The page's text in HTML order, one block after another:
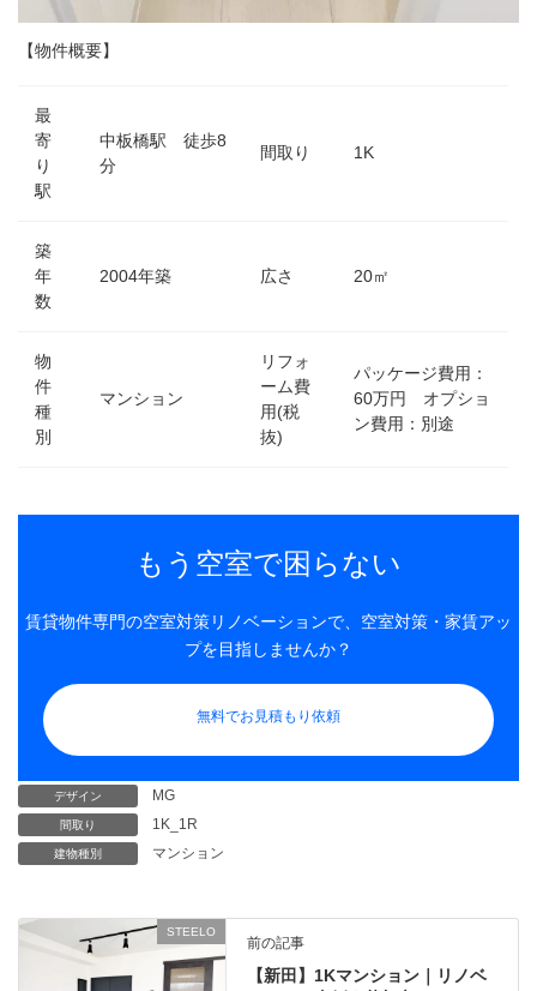
【物件概要】
最
寄
り
駅
中板橋駅 徒歩8
分
間取り 1K
築
年
数
2004年築 広さ 20㎡
物
件
種
別
マンション
リフォ
ーム費
用(税
抜)
パッケージ費用：
60万円 オプショ
ン費用：別途
もう空室で困らない
賃貸物件専門の空室対策リノベーションで、空室対策・家賃アッ
プを目指しませんか？
無料でお見積もり依頼
デザイン MG
間取り 1K_1R
建物種別 マンション
STEELO
前の記事
【新田】1Kマンション｜リノベ